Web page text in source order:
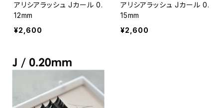
アリシアラッシュ Jカール 0.
12mm
¥2,600
アリシアラッシュ Jカール 0.
15mm
¥2,600